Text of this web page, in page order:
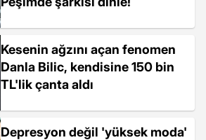
Kesenin ağzını açan fenomen
Danla Bilic, kendisine 150 bin
TL'lik çanta aldı
Depresyon değil 'yüksek moda'